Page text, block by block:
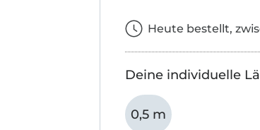
Heute bestellt,
Deine individuelle
0,5 m